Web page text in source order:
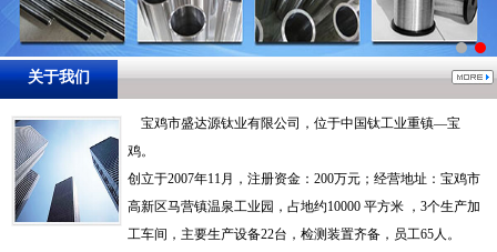
关于我们
宝鸡市盛达源钛业有限公司，位于中国钛工业重镇—宝
鸡。
创立于2007年11月，注册资金：200万元；经营地址：宝鸡市
高新区马营镇温泉工业园，占地约10000 平方米 ，3个生产加
工车间，主要生产设备22台，检测装置齐备，员工65人。